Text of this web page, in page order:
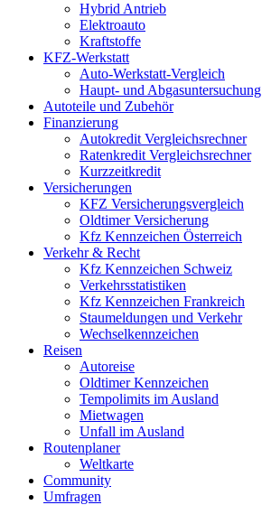
Hybrid Antrieb
Elektroauto
Kraftstoffe
KFZ-Werkstatt
Auto-Werkstatt-Vergleich
Haupt- und Abgasuntersuchung
Autoteile und Zubehör
Finanzierung
Autokredit Vergleichsrechner
Ratenkredit Vergleichsrechner
Kurzzeitkredit
Versicherungen
KFZ Versicherungsvergleich
Oldtimer Versicherung
Kfz Kennzeichen Österreich
Verkehr & Recht
Kfz Kennzeichen Schweiz
Verkehrsstatistiken
Kfz Kennzeichen Frankreich
Staumeldungen und Verkehr
Wechselkennzeichen
Reisen
Autoreise
Oldtimer Kennzeichen
Tempolimits im Ausland
Mietwagen
Unfall im Ausland
Routenplaner
Weltkarte
Community
Umfragen